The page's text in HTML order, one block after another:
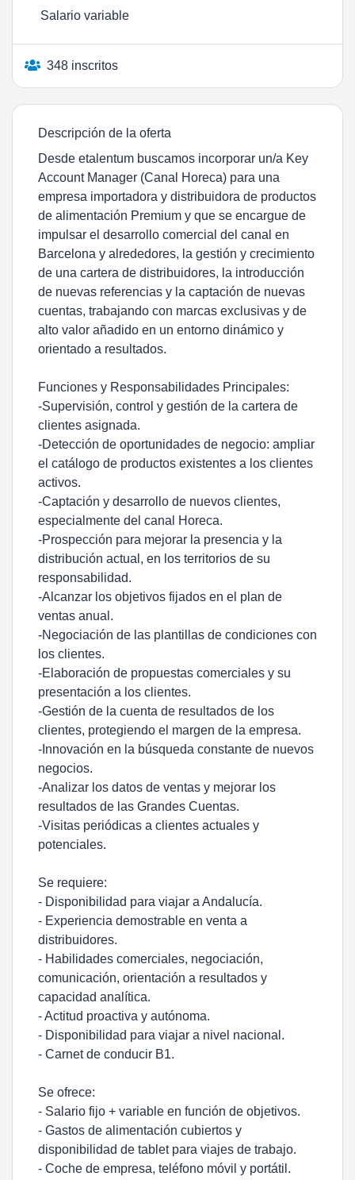
Salario variable
348 inscritos
Descripción de la oferta
Desde etalentum buscamos incorporar un/a Key
Account Manager (Canal Horeca) para una
empresa importadora y distribuidora de productos
de alimentación Premium y que se encargue de
impulsar el desarrollo comercial del canal en
Barcelona y alrededores, la gestión y crecimiento
de una cartera de distribuidores, la introducción
de nuevas referencias y la captación de nuevas
cuentas, trabajando con marcas exclusivas y de
alto valor añadido en un entorno dinámico y
orientado a resultados.
Funciones y Responsabilidades Principales:
-Supervisión, control y gestión de la cartera de
clientes asignada.
-Detección de oportunidades de negocio: ampliar
el catálogo de productos existentes a los clientes
activos.
-Captación y desarrollo de nuevos clientes,
especialmente del canal Horeca.
-Prospección para mejorar la presencia y la
distribución actual, en los territorios de su
responsabilidad.
-Alcanzar los objetivos fijados en el plan de
ventas anual.
-Negociación de las plantillas de condiciones con
los clientes.
-Elaboración de propuestas comerciales y su
presentación a los clientes.
-Gestión de la cuenta de resultados de los
clientes, protegiendo el margen de la empresa.
-Innovación en la búsqueda constante de nuevos
negocios.
-Analizar los datos de ventas y mejorar los
resultados de las Grandes Cuentas.
-Visitas periódicas a clientes actuales y
potenciales.
Se requiere:
- Disponibilidad para viajar a Andalucía.
- Experiencia demostrable en venta a
distribuidores.
- Habilidades comerciales, negociación,
comunicación, orientación a resultados y
capacidad analítica.
- Actitud proactiva y autónoma.
- Disponibilidad para viajar a nivel nacional.
- Carnet de conducir B1.
Se ofrece:
- Salario fijo + variable en función de objetivos.
- Gastos de alimentación cubiertos y
disponibilidad de tablet para viajes de trabajo.
- Coche de empresa, teléfono móvil y portátil.